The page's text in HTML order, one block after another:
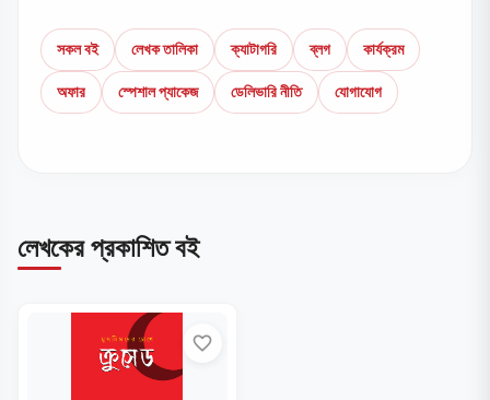
সকল বই লেখক তালিকা ক্যাটাগরি ব্লগ
কার্যক্রম
অফার
স্পেশাল প্যাকেজ ডেলিভারি নীতি যোগাযোগ
লেখকের প্রকাশিত বই
favorite_border